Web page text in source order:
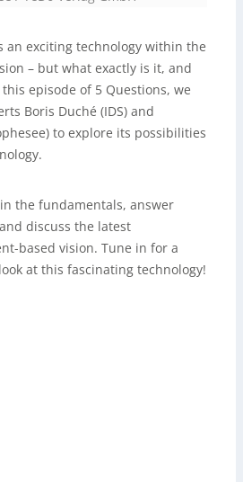
an exciting technology within the
– but what exactly is it, and
episode of 5 Questions, we
Boris Duché (IDS) and
to explore its possibilities
the fundamentals, answer
discuss the latest
based vision. Tune in for a
at this fascinating technology!